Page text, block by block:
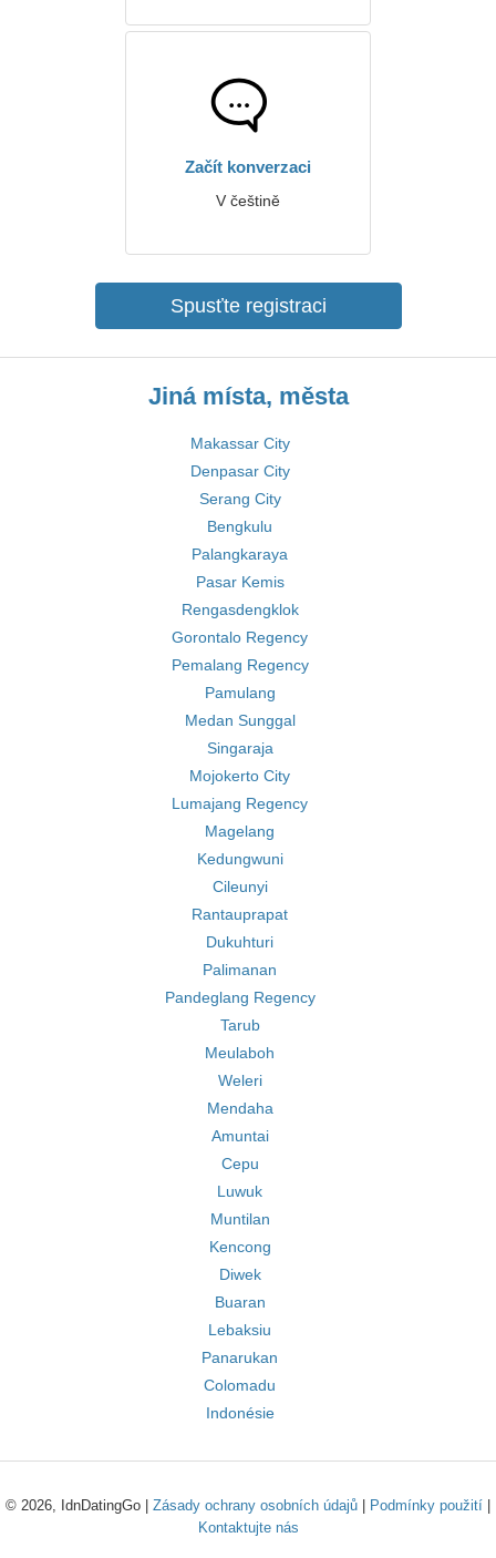
Začít konverzaci
V češtině
Spusťte registraci
Jiná místa, města
Makassar City
Denpasar City
Serang City
Bengkulu
Palangkaraya
Pasar Kemis
Rengasdengklok
Gorontalo Regency
Pemalang Regency
Pamulang
Medan Sunggal
Singaraja
Mojokerto City
Lumajang Regency
Magelang
Kedungwuni
Cileunyi
Rantauprapat
Dukuhturi
Palimanan
Pandeglang Regency
Tarub
Meulaboh
Weleri
Mendaha
Amuntai
Cepu
Luwuk
Muntilan
Kencong
Diwek
Buaran
Lebaksiu
Panarukan
Colomadu
Indonésie
© 2026, IdnDatingGo | Zásady ochrany osobních údajů Podmínky použití
Kontaktujte nás